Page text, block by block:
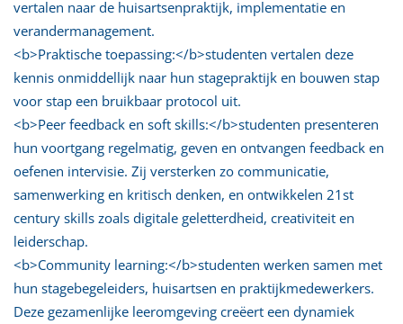
vertalen naar de huisartsenpraktijk, implementatie en
verandermanagement.
<b>Praktische toepassing:</b>studenten vertalen deze
kennis onmiddellijk naar hun stagepraktijk en bouwen stap
voor stap een bruikbaar protocol uit.
<b>Peer feedback en soft skills:</b>studenten presenteren
hun voortgang regelmatig, geven en ontvangen feedback en
oefenen intervisie. Zij versterken zo communicatie,
samenwerking en kritisch denken, en ontwikkelen 21st
century skills zoals digitale geletterdheid, creativiteit en
leiderschap.
<b>Community learning:</b>studenten werken samen met
hun stagebegeleiders, huisartsen en praktijkmedewerkers.
Deze gezamenlijke leeromgeving creëert een dynamiek